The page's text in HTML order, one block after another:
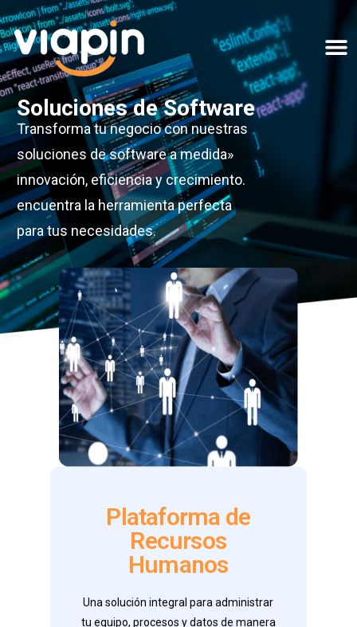
Soluciones de Software
Transforma tu negocio con nuestras
soluciones de software a medida»
innovación, eficiencia y crecimiento.
encuentra la herramienta perfecta
para tus necesidades.
Plataforma de
Recursos
Humanos
Una solución integral para administrar
tu equipo, procesos y datos de manera
Entregables
* Administración de tu Personal
* APIs y Webhooks